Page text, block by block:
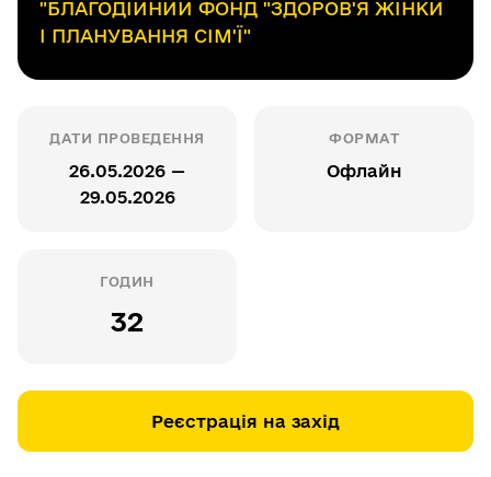
"БЛАГОДІЙНИЙ ФОНД "ЗДОРОВ'Я ЖІНКИ
І ПЛАНУВАННЯ СІМ'Ї"
ДАТИ ПРОВЕДЕННЯ
26.05.2026 —
29.05.2026
ФОРМАТ
Офлайн
ГОДИН
32
Реєстрація на захід